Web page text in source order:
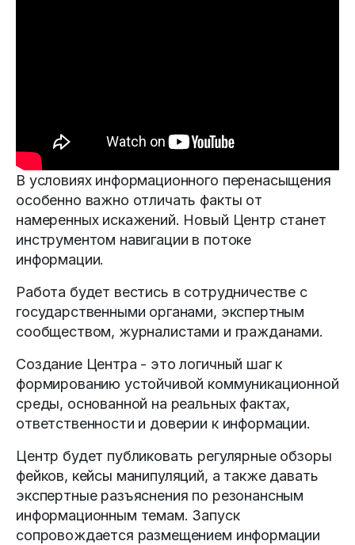
В условиях информационного перенасыщения
особенно важно отличать факты от
намеренных искажений. Новый Центр станет
инструментом навигации в потоке
информации.
Работа будет вестись в сотрудничестве с
государственными органами, экспертным
сообществом, журналистами и гражданами.
Создание Центра - это логичный шаг к
формированию устойчивой коммуникационной
среды, основанной на реальных фактах,
ответственности и доверии к информации.
Центр будет публиковать регулярные обзоры
фейков, кейсы манипуляций, а также давать
экспертные разъяснения по резонансным
информационным темам. Запуск
сопровождается размещением информации